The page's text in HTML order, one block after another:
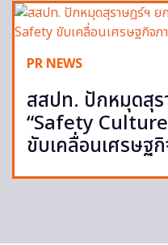
PR NEWS
สสปท. ปักหมุดสุร
“Safety
ขับเคลื่อนเศรษฐ